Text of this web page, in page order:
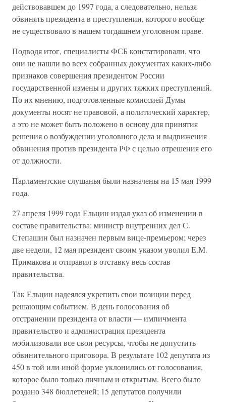
действовавшем до 1997 года, а следовательно, нельзя
обвинять президента в преступлении, которого вообще
не существовало в нашем тогдашнем уголовном праве.
Подводя итог, специалисты ФСБ констатировали, что
они не нашли во всех собранных документах каких-либо
признаков совершения президентом России
государственной измены и других тяжких преступлений.
По их мнению, подготовленные комиссией Думы
документы носят не правовой, а политический характер,
а это не может быть положено в основу для принятия
решения о возбуждении уголовного дела и выдвижения
обвинения против президента РФ с целью отрешения его
от должности.
Парламентские слушанья были назначены на 15 мая 1999
года.
27 апреля 1999 года Ельцин издал указ об изменении в
составе правительства: министр внутренних дел С.
Степашин был назначен первым вице-премьером; через
две недели, 12 мая президент своим указом уволил Е.М.
Примакова и отправил в отставку весь состав
правительства.
Так Ельцин надеялся укрепить свои позиции перед
решающим событием. В день голосования об
отстранении президента от власти — импичмента
правительство и администрация президента
мобилизовали все свои ресурсы, чтобы не допустить
обвинительного приговора. В результате 102 депутата из
450 в той или иной форме уклонились от голосования,
которое было только личным и открытым. Всего было
роздано 348 бюллетеней; 15 депутатов получили